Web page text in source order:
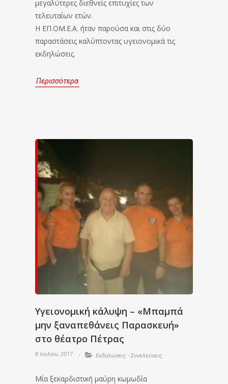
μεγαλύτερες διεθνείς επιτυχίες των
τελευταίων ετών.
Η ΕΠ.ΟΜ.Ε.Α. ήταν παρούσα και στις δύο
παραστάσεις καλύπτοντας υγειονομικά τις
εκδηλώσεις.
Περισσότερα
Υγειονομική κάλυψη – «Μπαμπά
μην ξαναπεθάνεις Παρασκευή»
στο θέατρο Πέτρας
8 Ιουλίου, 2017 Εκδηλώσεις - Συνελεύσεις
Μία ξεκαρδιστική μαύρη κωμωδία